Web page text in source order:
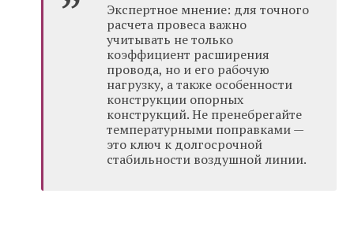
Экспертное мнение: для точного
расчета провеса важно
учитывать не только
коэффициент расширения
провода, но и его рабочую
нагрузку, а также особенности
конструкции опорных
конструкций. Не пренебрегайте
температурными поправками —
это ключ к долгосрочной
стабильности воздушной линии.